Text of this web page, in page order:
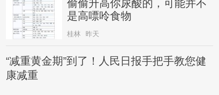
偷偷升高你尿酸的，可能并不
是高嘌呤食物
桂林 昨天
“减重黄金期”到了！人民日报手把手教您健
康减重